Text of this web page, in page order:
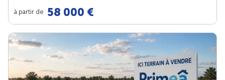
à partir de 58 000 €